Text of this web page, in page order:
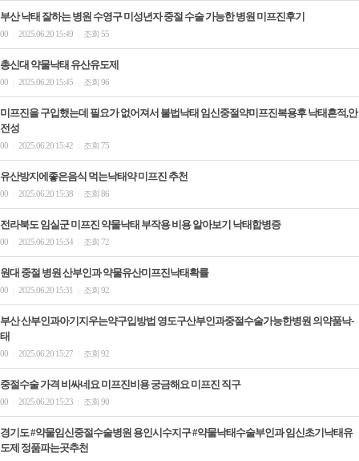
부산 낙태 잘하는 병원 수영구 미성년자 중절 수술 가능한 병원 미프진후기
00 2025.06.20 15:49 조회 55
총신대 약물낙태 유산유도제
00 2025.06.20 15:45 조회 96
미프진을 구입했는데 필요가 없어져서 불법낙태 임신중절약미프진복용후 낙태흔적,안
전성
00 2025.06.20 15:42 조회 75
유산방지에좋은음식 먹는낙태약 미­프진 추천
00 2025.06.20 15:38 조회 86
전라북도 임실군 미프진 약물낙태 부작용 비용 알아보기 낙­태합병증
00 2025.06.20 15:34 조회 72
원대 중절 병원 산부인과 약물유산미프진낙태확률
00 2025.06.20 15:31 조회 92
부산 산부인과아기지우는약구입방법 영도구산부인과중절수술가능한병원 의약품낙­
태
00 2025.06.20 15:27 조회 92
중절수술 가격 비싸네요 미프진비용 궁금해요 미­프진 직구
00 2025.06.20 15:23 조회 90
경기도 #약물임신중절수술병원 용인시수지구 #약물낙태수술부인과 임신초기낙태유
도제 정품파는곳추천